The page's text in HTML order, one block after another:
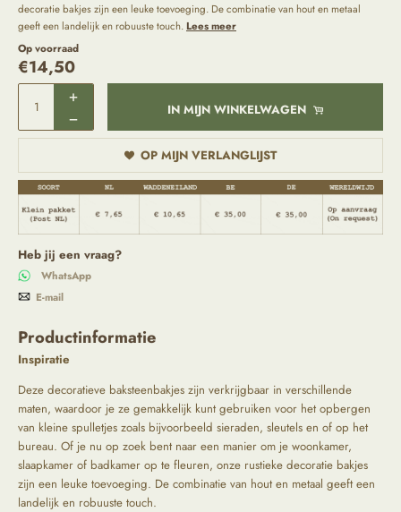
decoratie bakjes zijn een leuke toevoeging. De combinatie van hout en metaal
geeft een landelijk en robuuste touch.Lees meer
Op voorraad
€14,50
IN MIJN WINKELWAGEN
OP MIJN VERLANGLIJST
Heb jij een vraag?
WhatsApp
E-mail
Productinformatie
Inspiratie
Deze decoratieve baksteenbakjes zijn verkrijgbaar in verschillende
maten, waardoor je ze gemakkelijk kunt gebruiken voor het opbergen
van kleine spulletjes zoals bijvoorbeeld sieraden, sleutels en of op het
bureau. Of je nu op zoek bent naar een manier om je woonkamer,
slaapkamer of badkamer op te fleuren, onze rustieke decoratie bakjes
zijn een leuke toevoeging. De combinatie van hout en metaal geeft een
landelijk en robuuste touch.